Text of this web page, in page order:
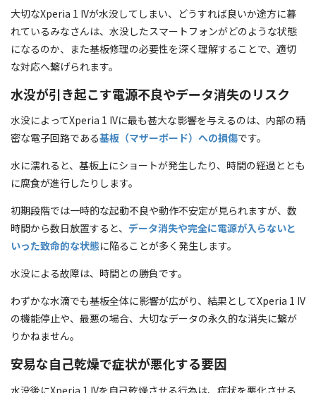
大切なXperia 1 IVが水没してしまい、どうすれば良いか途方に暮
れているみなさんは、水没したスマートフォンがどのような状態
になるのか、また基板修理の必要性を深く理解することで、適切
な対応へ繋げられます。
水没が引き起こす電源不良やデータ消失のリスク
水没によってXperia 1 IVに最も甚大な影響を与えるのは、内部の精
密な電子回路である基板（マザーボード）への損傷です。
水に濡れると、基板上にショートが発生したり、時間の経過ととも
に腐食が進行したりします。
初期段階では一時的な起動不良や動作不安定が見られますが、数
時間から数日放置すると、 データ消失や完全に電源が入らないと
いった致命的な状態に陥ることが多く発生します。
水没による故障は、時間との勝負です。
わずかな水滴でも基板全体に影響が広がり、結果としてXperia 1 IV
の機能停止や、最悪の場合、大切なデータの永久的な消失に繋が
りかねません。
安易な自己乾燥で症状が悪化する要因
水没後にXperia 1 IVを自己乾燥させる行為は、症状を悪化させる